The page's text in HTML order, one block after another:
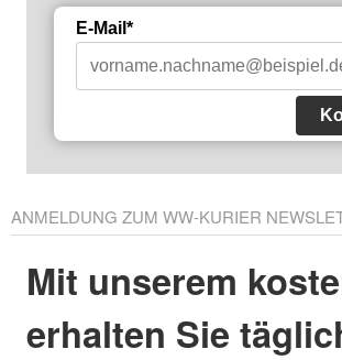
E-Mail*
ANMELDUNG ZUM WW-KURIER
Mit unserem
erhalten Sie